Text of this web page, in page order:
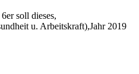
soll dieses,
u. Arbeitskraft),Jahr 2019